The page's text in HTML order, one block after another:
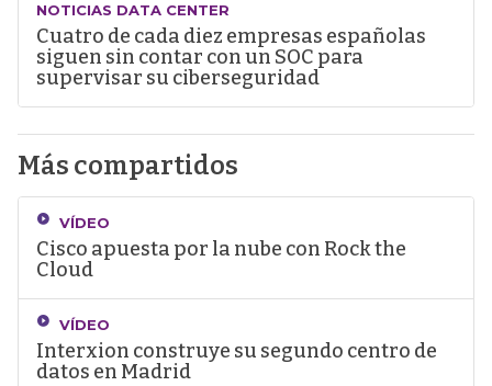
NOTICIAS DATA CENTER
Cuatro de cada diez empresas españolas
siguen sin contar con un SOC para
supervisar su ciberseguridad
Más compartidos
VÍDEO
Cisco apuesta por la nube con Rock the
Cloud
VÍDEO
Interxion construye su segundo centro de
datos en Madrid